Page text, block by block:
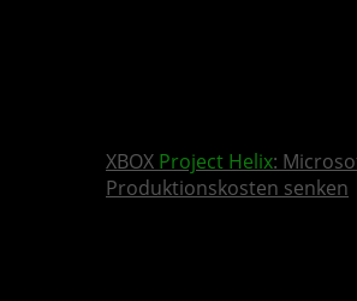
XBOX Project Helix:
Produktionskosten senken